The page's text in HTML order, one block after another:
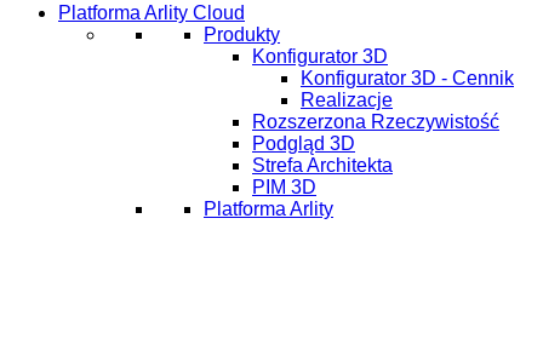
Platforma Arlity Cloud
Produkty
Konfigurator 3D
Konfigurator 3D - Cennik
Realizacje
Rozszerzona Rzeczywistość
Podgląd 3D
Strefa Architekta
PIM 3D
Platforma Arlity